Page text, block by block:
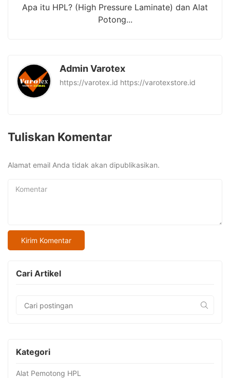
Apa itu HPL? (High Pressure Laminate) dan Alat
Potong...
Admin Varotex
https://varotex.id https://varotexstore.id
Tuliskan Komentar
Alamat email Anda tidak akan dipublikasikan.
Komentar
Cari Artikel
Kategori
Alat Pemotong HPL